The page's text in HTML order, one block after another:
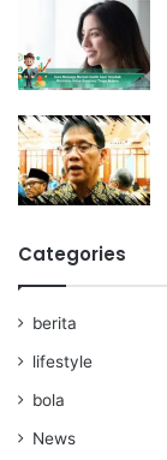
Categories
berita
lifestyle
bola
News